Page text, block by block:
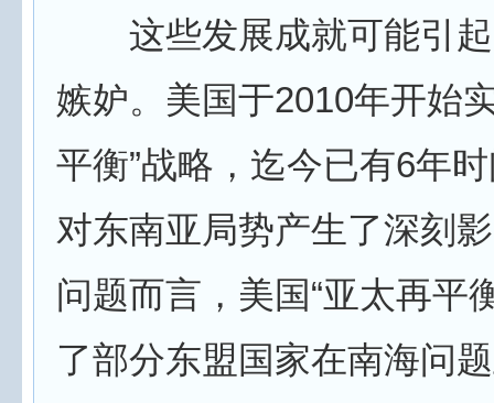
这些发展成就可能引起
嫉妒。美国于2010年开始
平衡”战略，迄今已有6年
对东南亚局势产生了深刻
问题而言，美国“亚太再平
了部分东盟国家在南海问